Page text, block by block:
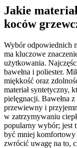
Jakie
koców
Wybór odpowiednich
ma kluczowe
użytkowania.
bawełna i poliester.
miękkość oraz
materiał syntetyczny,
pielęgnacji. Bawełna
przewiewny i
w zatrzymywaniu
popularny wybór; jest
być mniej komfortowy
zwrócić uwagę na to,